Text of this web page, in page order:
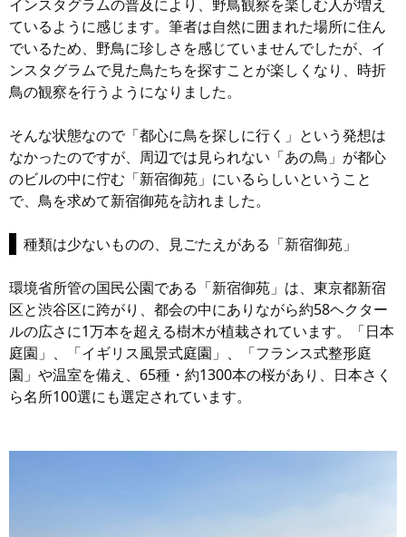
インスタグラムの普及により、野鳥観察を楽しむ人が増え
ているように感じます。筆者は自然に囲まれた場所に住ん
でいるため、野鳥に珍しさを感じていませんでしたが、イ
ンスタグラムで見た鳥たちを探すことが楽しくなり、時折
鳥の観察を行うようになりました。
そんな状態なので「都心に鳥を探しに行く」という発想は
なかったのですが、周辺では見られない「あの鳥」が都心
のビルの中に佇む「新宿御苑」にいるらしいということ
で、鳥を求めて新宿御苑を訪れました。
種類は少ないものの、見ごたえがある「新宿御苑」
環境省所管の国民公園である「新宿御苑」は、東京都新宿
区と渋谷区に跨がり、都会の中にありながら約58ヘクター
ルの広さに1万本を超える樹木が植栽されています。「日本
庭園」、「イギリス風景式庭園」、「フランス式整形庭
園」や温室を備え、65種・約1300本の桜があり、日本さく
ら名所100選にも選定されています。